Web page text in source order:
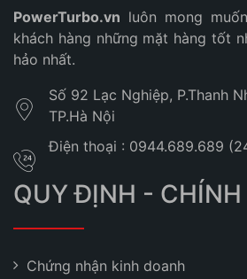
PowerTurbo.vn luôn mong
khách hàng những mặt hàng tốt
hảo nhất.
Số 92 Lạc Nghiệp, P.Thanh
TP.Hà Nội
Điện thoại : 0944.689.689
QUY ĐỊNH - CHÍNH
Chứng nhận kinh doanh